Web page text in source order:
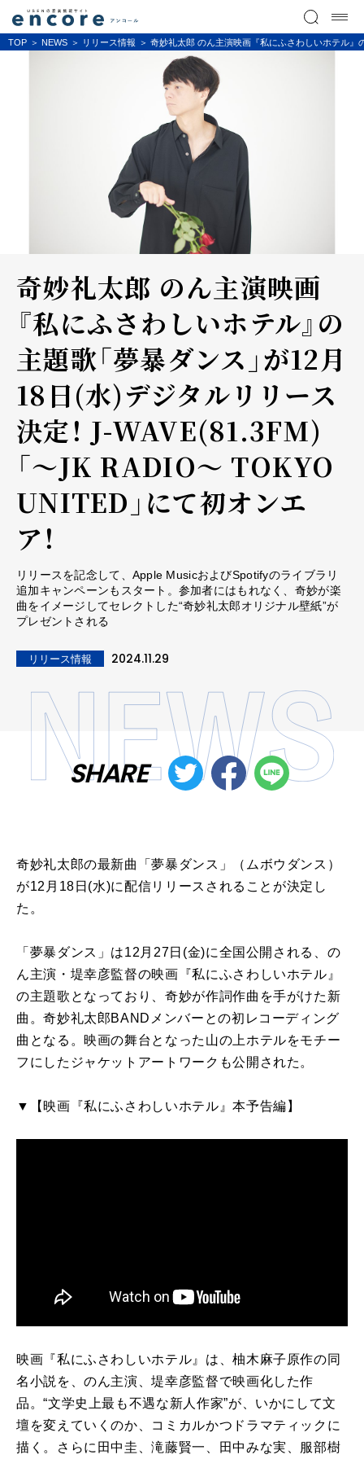
TOP NEWS リリース情報 奇妙礼太郎 のん主演映画『私にふさわしいホテル
奇妙礼太郎 のん主演映画
『私にふさわしいホテル』の
主題歌「夢暴ダンス」が12月
18日(水)デジタルリリース
決定！ J-WAVE(81.3FM)
「～JK RADIO～ TOKYO
UNITED」にて初オンエ
ア！
リリースを記念して、Apple MusicおよびSpotifyのライブラリ
追加キャンペーンもスタート。参加者にはもれなく、奇妙が楽
曲をイメージしてセレクトした“奇妙礼太郎オリジナル壁紙”が
プレゼントされる
リリース情報 2024.11.29
SHARE
奇妙礼太郎の最新曲「夢暴ダンス」（ムボウダンス）
が12月18日(水)に配信リリースされることが決定し
た。
「夢暴ダンス」は12月27日(金)に全国公開される、の
ん主演・堤幸彦監督の映画『私にふさわしいホテル』
の主題歌となっており、奇妙が作詞作曲を手がけた新
曲。奇妙礼太郎BANDメンバーとの初レコーディング
曲となる。映画の舞台となった山の上ホテルをモチー
フにしたジャケットアートワークも公開された。
▼【映画『私にふさわしいホテル』本予告編】
映画『私にふさわしいホテル』は、柚木麻子原作の同
名小説を、のん主演、堤幸彦監督で映画化した作
品。“文学史上最も不遇な新人作家”が、いかにして文
壇を変えていくのか、コミカルかつドラマティックに
描く。さらに田中圭、滝藤賢一、田中みな実、服部樹